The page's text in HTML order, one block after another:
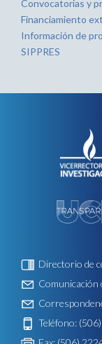
Convocatorias y
Financiamiento
Información de
SIPPRES
Directorio de
Comunicación
Teléfono: